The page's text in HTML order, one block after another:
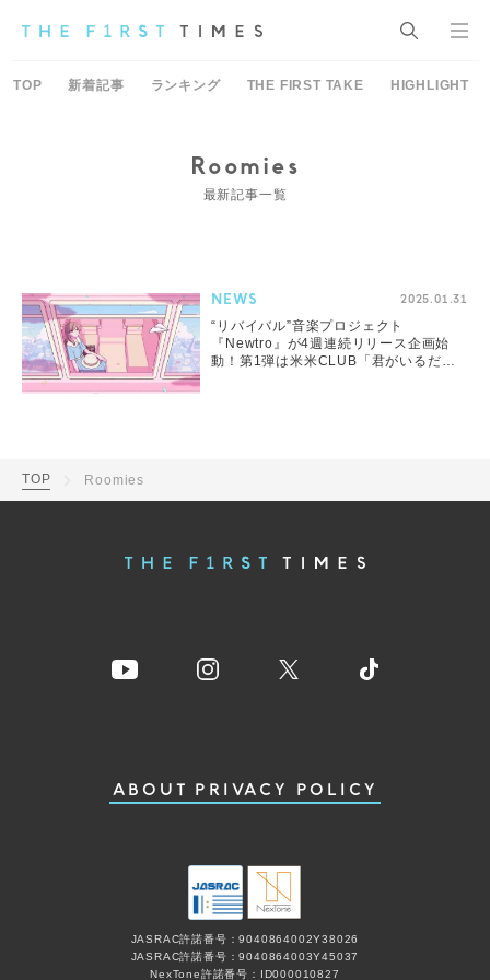
TOP 新着記事 ランキング THE FIRST TAKE HIGHLIGHT
Roomies
最新記事一覧
NEWS 2025.01.31
“リバイバル”音楽プロジェクト
『Newtro』が4週連続リリース企画始
動！第1弾は米米CLUB「君がいるだけ
TOP Roomies
ABOUT PRIVACY POLICY
JASRAC許諾番号：9040864002Y38026
JASRAC許諾番号：9040864003Y45037
NexTone許諾番号：ID000010827